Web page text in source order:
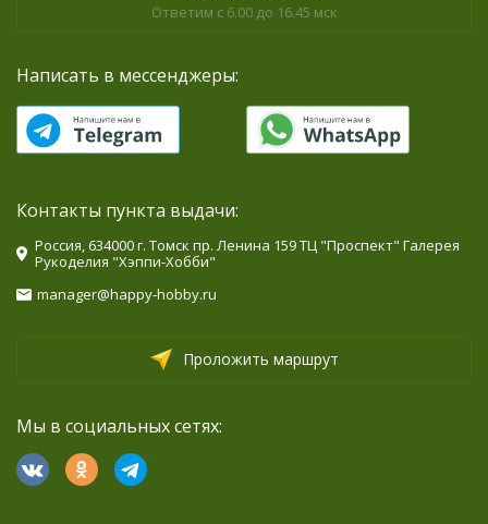
Ответим с 6.00 до 16.45 мск
Написать в мессенджеры:
Контакты пункта выдачи:
Россия, 634000 г. Томск пр. Ленина 159 ТЦ "Проспект" Галерея
Рукоделия "Хэппи-Хобби"
manager@happy-hobby.ru
Проложить маршрут
Мы в социальных сетях: